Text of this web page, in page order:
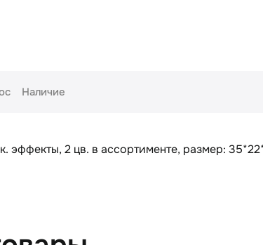
Наличие
эффекты, 2 цв. в ассортименте, размер: